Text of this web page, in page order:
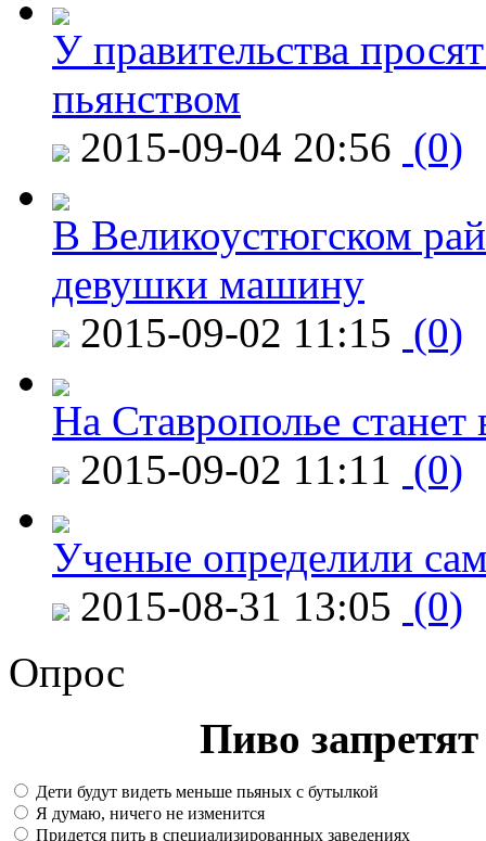
У правительства
пьянством
2015-09-04 20:56 (0)
В Великоустюгском
девушки машину
2015-09-02 11:15 (0)
На Ставрополье
2015-09-02 11:11 (0)
Ученые определили
2015-08-31 13:05 (0)
Опрос
Пиво
Дети будут видеть меньше пьяных с бутылкой
Я думаю, ничего не изменится
Придется пить в специализированных заведениях